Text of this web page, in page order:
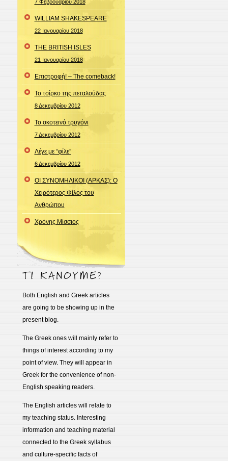
7 Φεβρουαρίου 2018
WILLIAM SHAKESPEARE
22 Ιανουαρίου 2018
THE BRITISH ISLES
21 Ιανουαρίου 2018
Επιστροφή! – The comeback!
Το τσίρκο της πεταλούδας
8 Δεκεμβρίου 2012
Το σκοτεινό τρυγόνι
7 Δεκεμβρίου 2012
Λέγε με “φίλε”
6 Δεκεμβρίου 2012
ΟΙ ΣΥΝΟΜΗΛΙΚΟΙ (ΑΡΚΑΣ): Ο
Χειρότερος Φίλος του
Ανθρώπου
Χρόνης Μίσσιος
Both English and Greek articles
are going to be showing up in the
present blog.
The Greek ones will mainly refer to
things of interest according to my
point of view. They will appear in
Greek for the convenience of non-
English speaking readers.
The English articles will relate to
my teaching status. Interesting
information and teaching material
connected to the Greek syllabus
and culture-specific facts of